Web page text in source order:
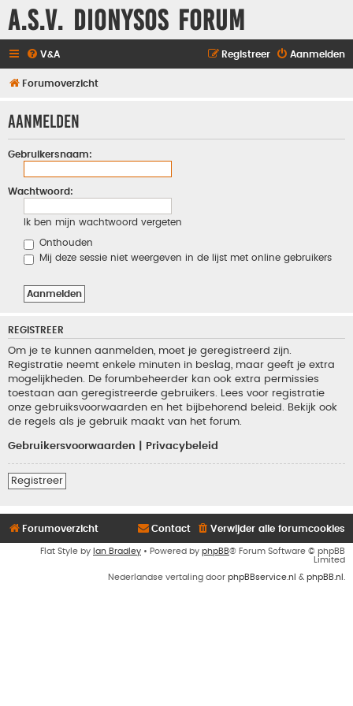
A.S.V. Dionysos Forum
V&A Aanmelden
Registreer
Forumoverzicht
Aanmelden
Gebruikersnaam:
Wachtwoord:
Ik ben mijn wachtwoord vergeten
Onthouden
Mij deze sessie niet weergeven in de lijst met online gebruikers
REGISTREER
Om je te kunnen aanmelden, moet je geregistreerd zijn.
Registratie neemt enkele minuten in beslag, maar geeft je extra
mogelijkheden. De forumbeheerder kan ook extra permissies
toestaan aan geregistreerde gebruikers. Lees voor registratie
onze gebruiksvoorwaarden en het bijbehorend beleid. Bekijk ook
de regels als je gebruik maakt van het forum.
Gebruikersvoorwaarden Privacybeleid
Registreer
Forumoverzicht Verwijder alle forumcookies
Contact
Flat Style by Ian Bradley • Powered by phpBB® Forum Software © phpBB
Limited
Nederlandse vertaling door phpBBservice.nl & phpBB.nl .